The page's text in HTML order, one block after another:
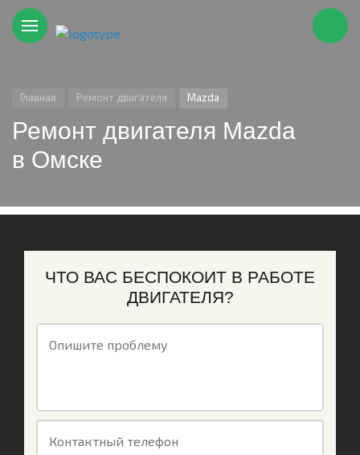
Главная Ремонт двигателя Mazda
Ремонт двигателя Mazda
в Омске
ЧТО ВАС БЕСПОКОИТ В РАБОТЕ
ДВИГАТЕЛЯ?
Опишите проблему
Контактный телефон